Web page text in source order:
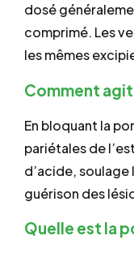
dosé
comprimé. Les
les mêmes
Comment
En bloquant la
pariétales de
d’acide, soulage
guérison des
Quelle est la